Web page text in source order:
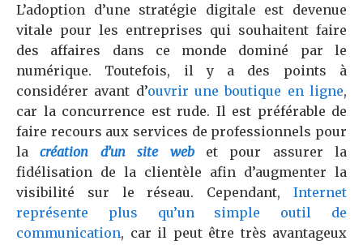
L’adoption d’une stratégie digitale est devenue
vitale pour les entreprises qui souhaitent faire
des affaires dans ce monde dominé par le
numérique. Toutefois, il y a des points à
considérer avant d’ouvrir une boutique en ligne,
car la concurrence est rude. Il est préférable de
faire recours aux services de professionnels pour
lacréation d’un site webet pour assurer la
fidélisation de la clientèle afin d’augmenter la
visibilité sur le réseau. Cependant, Internet
représente plus qu’un simple outil de
communication, car il peut être très avantageux